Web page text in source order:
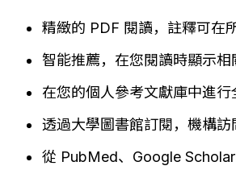
精緻的 PDF 閱讀，註釋可在
智能推薦，在您閱讀時顯示相
在您的個人參考文獻庫中進行
透過大學圖書館訂閱，機構訪
從 PubMed、Google